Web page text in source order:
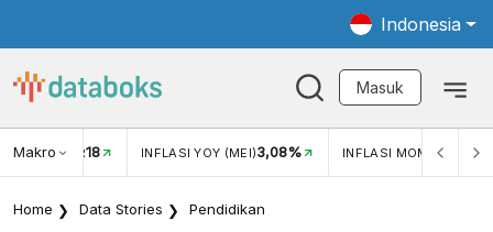
Indonesia
Masuk
MakroUSD/IDR18 INFLASI YOY (MEI)3,08% INFLASI MOM (MEI)
Home Data Stories Pendidikan